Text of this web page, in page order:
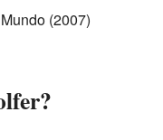
(2007)